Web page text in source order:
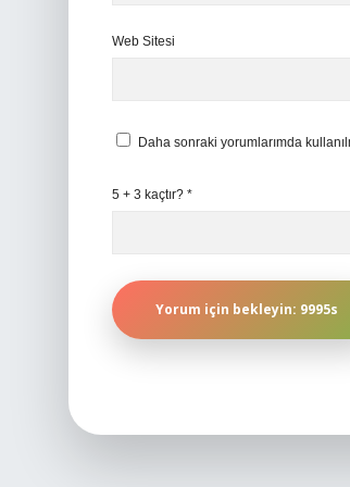
Web Sitesi
Daha sonraki yorumlarımda
5 + 3 kaçtır? *